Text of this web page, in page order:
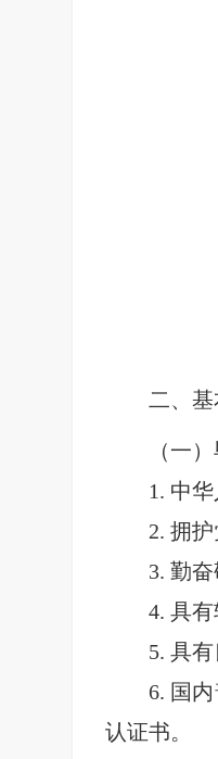
二、
（一
1. 中华
2. 拥
3. 勤奋
4. 具有
5. 具有
6. 国
认证书。